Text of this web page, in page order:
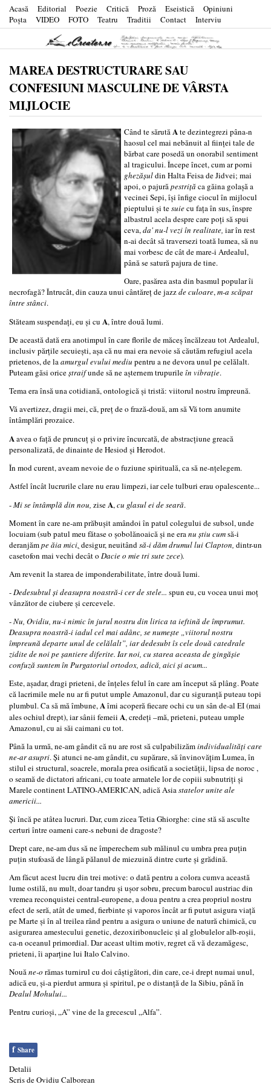
Acasă Editorial Poezie Critică Proză Eseistică
Opiniuni
Poşta
VIDEO FOTO Teatru Traditii Contact Interviu
MAREA DESTRUCTURARE SAU
CONFESIUNI MASCULINE DE VÂRSTA
MIJLOCIE
Când te sărută A te dezintegrezi pâna-n
haosul cel mai nebănuit al fiinţei tale de
bărbat care posedă un onorabil sentiment
al tragicului. Începe încet, cum ar porni
ghezăşuldin Halta Feisa de Jidvei; mai
apoi, o pajurăpestriţăca găina golaşă a
vecinei Sepi, îşi înfige ciocul în mijlocul
pieptului şi tesuiecu faţa în sus, înspre
albastrul acela despre care poţi să spui
ceva,da' nu-l vezi în realitate, iar în rest
n-ai decât să traversezi toată lumea, să nu
mai vorbesc de cât de mare-i Ardealul,
până se satură pajura de tine.
Oare, pasărea asta din basmul popular îi
necrofagă? Întrucât, din cauza unui cântăreţ de jazzde culoare,m-a scăpat
între stânci.
Stăteam suspendaţi, eu şi cu A, între două lumi.
De această dată era anotimpul în care florile de măceş încălzeau tot Ardealul,
inclusiv părţile secuieşti, aşa că nu mai era nevoie să căutăm refugiul acela
prietenos, de laamurgul evului mediu pentru a ne devora unul pe celălalt.
Puteam găsi oriceştraifunde să ne aşternem trupurileîn vibraţie.
Tema era însă una cotidiană, ontologică şi tristă: viitorul nostru împreună.
Vă avertizez, dragii mei, că, preţ de o frază-două, am să Vă torn anumite
întâmplări prozaice.
A avea o faţă de pruncuţ şi o privire încurcată, de abstracţiune greacă
personalizată, de dinainte de Hesiod şi Herodot.
În mod curent, aveam nevoie de o fuziune spirituală, ca să ne-nţelegem.
Astfel încât lucrurile clare nu erau limpezi, iar cele tulburi erau opalescente...
-Mi se întâmplă din nou, zise A,cu glasul ei de seară.
Moment în care ne-am prăbuşit amândoi în patul colegului de subsol, unde
locuiam (sub patul meu fătase o şobolănoaică şi ne eranu ştiu cumsă-i
deranjămpe ăia mici, desigur, neuitândsă-i dăm drumul lui Clapton, dintr-un
casetofon mai vechi decât o Dacie o mie tri sute zece).
Am revenit la starea de imponderabilitate, între două lumi.
-Dedesubtul şi deasupra noastră-i cer de stele... spun eu, cu vocea unui moţ
vânzător de ciubere şi cercevele.
-Nu, Ovidiu, nu-i nimic în jurul nostru din lirica ta ieftină de împrumut.
Deasupra noastră-i iadul cel mai adânc, se numeşte „viitorul nostru
împreună departe unul de celălalt”, iar dedesubt îs cele două catedrale
zidite de noi pe şantiere diferite. Iar noi, cu starea aceasta de gingăşie
confuză suntem în Purgatoriul ortodox, adică, aici şi acum...
Este, aşadar, dragi prieteni, de înţeles felul în care am început să plâng. Poate
că lacrimile mele nu ar fi putut umple Amazonul, dar cu siguranţă puteau topi
plumbul. Ca să mă îmbune, A îmi acoperă fiecare ochi cu un sân de-al EI (mai
ales ochiul drept), iar sânii femeii A, credeţi –mă, prieteni, puteau umple
Amazonul, cu ai săi caimani cu tot.
Până la urmă, ne-am gândit că nu are rost să culpabilizămindividualităţi care
ne-ar asupri. Şi atunci ne-am gândit, cu supărare, să învinovăţim Lumea, în
stilul ei structural, soacrele, morala prea osificată a societăţii, lipsa de noroc ,
o seamă de dictatori africani, cu toate armatele lor de copiii subnutriţi şi
Marele continent LATINO-AMERICAN, adică Asiastatelor unite ale
americii...
Şi încă pe atâtea lucruri. Dar, cum zicea Tetia Ghiorghe: cine stă să asculte
certuri între oameni care-s nebuni de dragoste?
Drept care, ne-am dus să ne împerechem sub mălinul cu umbra prea puţin
puţin stufoasă de lângă pălanul de miezuină dintre curte şi grădină.
Am făcut acest lucru din trei motive: o dată pentru a colora cumva această
lume ostilă, nu mult, doar tandru şi uşor sobru, precum barocul austriac din
vremea reconquistei central-europene, a doua pentru a crea propriul nostru
efect de seră, atât de umed, fierbinte şi vaporos încât ar fi putut asigura viaţă
pe Marte şi în al treilea rând pentru a asigura o uniune de natură chimică, cu
asigurarea amestecului genetic, dezoxiribonucleic şi al globulelor alb-roşii,
ca-n oceanul primordial. Dar aceast ultim motiv, regret că vă dezamăgesc,
prieteni, îi aparţine lui Italo Calvino.
Nouăne-o rămas turnirul cu doi câştigători, din care, ce-i drept numai unul,
adică eu, şi-a pierdut armura şi spiritul, pe o distanţă de la Sibiu, până în
Dealul Mohului...
Pentru curioşi, „A” vine de la grecescul „Alfa”.
f Share
Detalii
Scris deOvidiu Calborean